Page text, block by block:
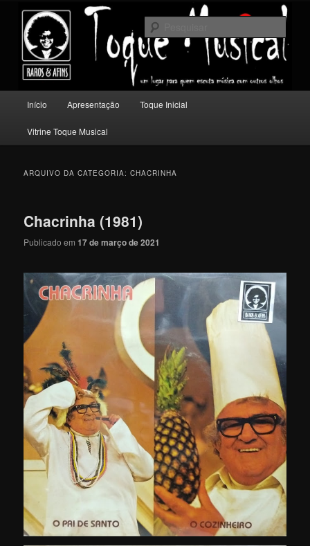
conteúdo
principal
conteúdo
secundário
Toque Musical
Um lugar para quem escuta música com outros olhos.
principal
Início Apresentação Toque Inicial
Vitrine Toque Musical
ARQUIVO DA CATEGORIA:CHACRINHA
Chacrinha (1981)
Publicado em17 de março de 2021